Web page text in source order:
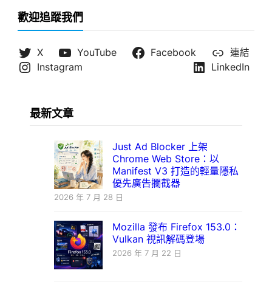
歡迎追蹤我們
X YouTube Facebook
連結
Instagram
LinkedIn
最新文章
Just Ad Blocker 上架
Chrome Web Store：以
Manifest V3 打造的輕量隱私
優先廣告攔截器
2026 年 7 月 28 日
Mozilla 發布 Firefox 153.0：
Vulkan 視訊解碼登場
2026 年 7 月 22 日